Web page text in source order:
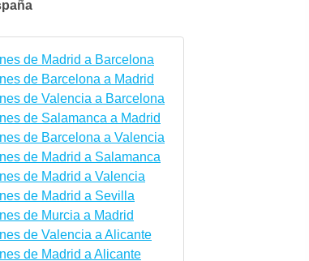
12 dic.
13 dic.
14 dic.
de Madrid a Barcelona
de Barcelona a Madrid
de Valencia a Barcelona
de Salamanca a Madrid
de Barcelona a Valencia
de Madrid a Salamanca
de Madrid a Valencia
de Madrid a Sevilla
de Murcia a Madrid
de Valencia a Alicante
de Madrid a Alicante